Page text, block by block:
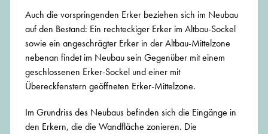
Auch die vorspringenden Erker beziehen sich im Neubau
auf den Bestand: Ein rechteckiger Erker im Altbau-Sockel
sowie ein angeschrägter Erker in der Altbau-Mittelzone
nebenan findet im Neubau sein Gegenüber mit einem
geschlossenen Erker-Sockel und einer mit
Übereckfenstern geöffneten Erker-Mittelzone.
Im Grundriss des Neubaus befinden sich die Eingänge in
den Erkern, die die Wandfläche zonieren. Die